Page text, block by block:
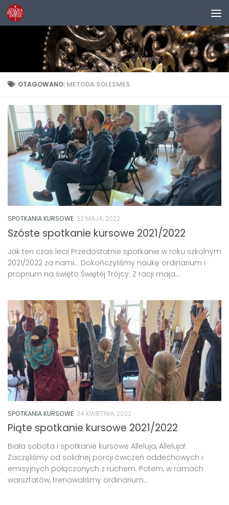
Przejdź do treści
OTAGOWANO: METODA SOLESMES
SPOTKANIA KURSOWE 22 MAJA, 2022
Szóste spotkanie kursowe 2021/2022
Jak ten czas leci! Przedostatnie spotkanie w roku szkolnym
2021/2022 za nami… Dokończyliśmy naukę ordinarium i
proprium na święto Świętej Trójcy. Z racji maja...
SPOTKANIA KURSOWE 24 KWIETNIA, 2022
Piąte spotkanie kursowe 2021/2022
Biała sobota i spotkanie kursowe Alleluja, Alleluja!
Zaczęliśmy od solidnej porcji ćwiczeń oddechowych i
emisyjnych połączonych z ruchem. Potem, w ramach
warsztatów, trenowaliśmy ordinarium...